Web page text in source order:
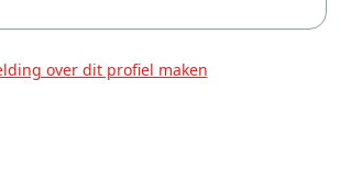
over dit profiel maken